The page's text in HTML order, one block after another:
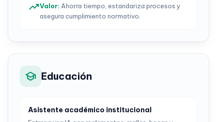
trending_upValor: Ahorra tiempo, estandariza procesos y
asegura cumplimiento normativo.
school Educación
Asistente académico institucional